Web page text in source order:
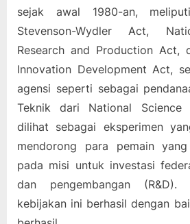
sejak awal 1980-an,
Stevenson-Wydler Act,
Research and Production Act,
Innovation Development Act,
agensi seperti sebagai
Teknik dari National Science
dilihat sebagai eksperimen
mendorong para pemain
pada misi untuk investasi
dan pengembangan (R&D).
kebijakan ini berhasil dengan